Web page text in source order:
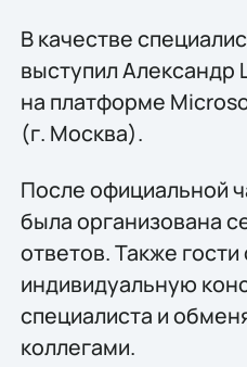
В качестве
выступил Александр
на платформе
(г. Москва).
После официальной
была организована
ответов. Также
индивидуальную
специалиста и
коллегами.